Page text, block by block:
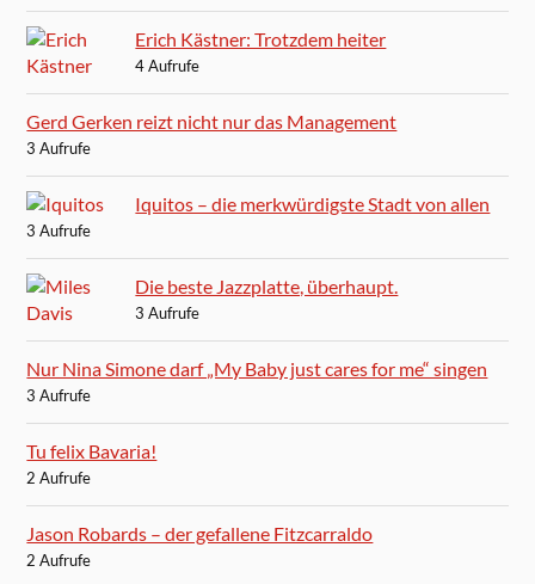
Erich Kästner: Trotzdem heiter
4 Aufrufe
Gerd Gerken reizt nicht nur das Management
3 Aufrufe
Iquitos – die merkwürdigste Stadt von allen
3 Aufrufe
Die beste Jazzplatte, überhaupt.
3 Aufrufe
Nur Nina Simone darf „My Baby just cares for me“ singen
3 Aufrufe
Tu felix Bavaria!
2 Aufrufe
Jason Robards – der gefallene Fitzcarraldo
2 Aufrufe